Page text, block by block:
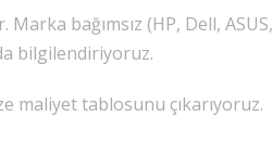
bağımsız (HP, Dell, ASUS,
bilgilendiriyoruz.
maliyet tablosunu çıkarıyoruz.